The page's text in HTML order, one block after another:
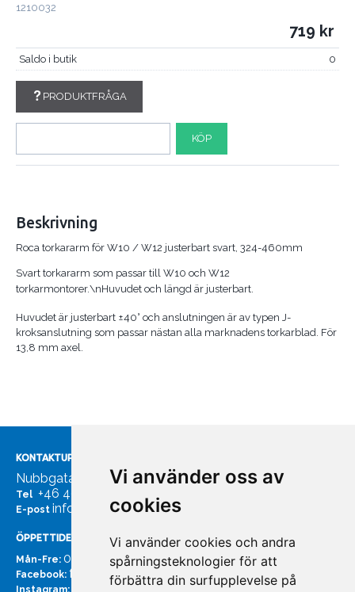
Vi använder oss av
cookies
Vi använder cookies och andra
spårningsteknologier för att
förbättra din surfupplevelse på
1210032
719
Saldo i butik 0
PRODUKTFRÅGA
KÖP
Beskrivning
Roca torkararm för W10 / W12 justerbart svart, 324-460mm
Svart torkararm som passar till W10 och W12
torkarmontorer.\nHuvudet och längd är justerbart.
Huvudet är justerbart ±40° och anslutningen är av typen J-
kroksanslutning som passar nästan alla marknadens torkarblad. För
13,8 mm axel.
KONTAKTUPPGIFTER
Nubbgatan 7, 211 24 Malmö
Tel +46 40185561
E-post info@bachmans.se
ÖPPETTIDER
Mån-Fre: 07:00 - 16:00
Facebook: facebook.com/bachmans.se
instagram.com/bachmans.se